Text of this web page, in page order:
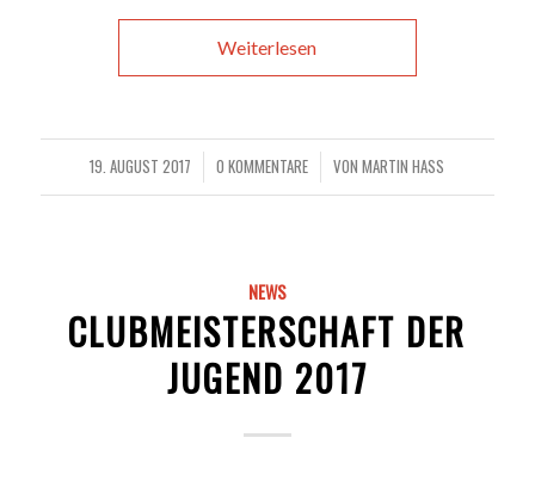
Weiterlesen
19. AUGUST 2017
/ 0 KOMMENTARE
/ VONMARTIN HASS
NEWS
CLUBMEISTERSCHAFT DER
JUGEND 2017